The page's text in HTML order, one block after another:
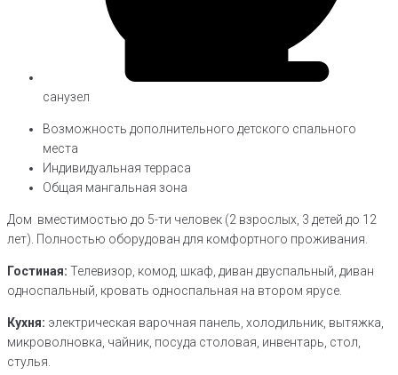
санузел
Возможность дополнительного детского спального
места
Индивидуальная терраса
Общая мангальная зона
Дом вместимостью до 5-ти человек (2 взрослых, 3 детей до 12
лет). Полностью оборудован для комфортного проживания.
Гостиная: Телевизор, комод, шкаф, диван двуспальный, диван
односпальный, кровать односпальная на втором ярусе.
Кухня: электрическая варочная панель, холодильник, вытяжка,
микроволновка, чайник, посуда столовая, инвентарь, стол,
стулья.